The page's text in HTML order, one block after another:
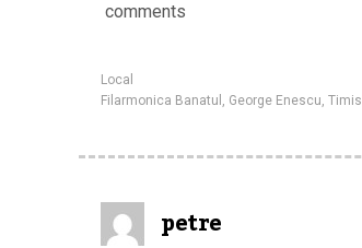
comments
Local
Filarmonica Banatul , George Enescu,
petre